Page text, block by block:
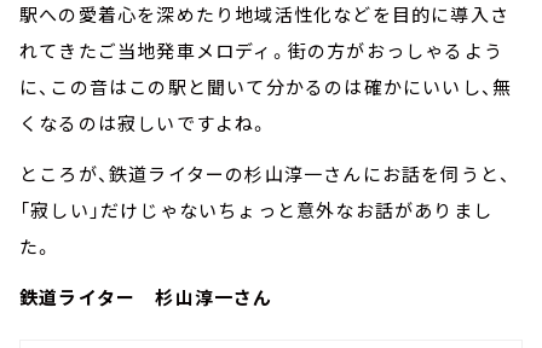
駅への愛着心を深めたり地域活性化などを目的に導入さ
れてきたご当地発車メロディ。街の方がおっしゃるよう
に、この音はこの駅と聞いて分かるのは確かにいいし、無
くなるのは寂しいですよね。
ところが、鉄道ライターの杉山淳一さんにお話を伺うと、
「寂しい」だけじゃないちょっと意外なお話がありまし
た。
鉄道ライター 杉山淳一さん